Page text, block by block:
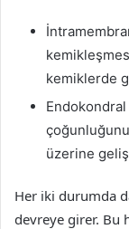
kemiklerde
üzerine
Her iki durumda
devreye girer. Bu